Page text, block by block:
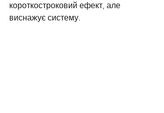
короткостроковий ефект, але
виснажує систему.